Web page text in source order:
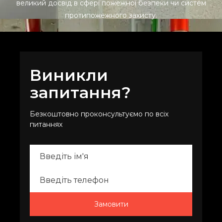
вимогам українського законодавства. Ці стандарти
регламентують вимоги до конструкції, матеріалів,
Наше обладнання сертифіковане згідно з
Технічним регламентом України щодо пожежної
Це гарантує, що воно відповідає нормам і
застосовуватися на об'єктах різного призначення
та організації.
Інновації в сфері
протипожежного
обладнання
великий досвід в сфері пожежної безпеки чи систем
протипожежного захисту.
Виникли
запитання?
Безкоштовно проконсультуємо по всіх
питаннях